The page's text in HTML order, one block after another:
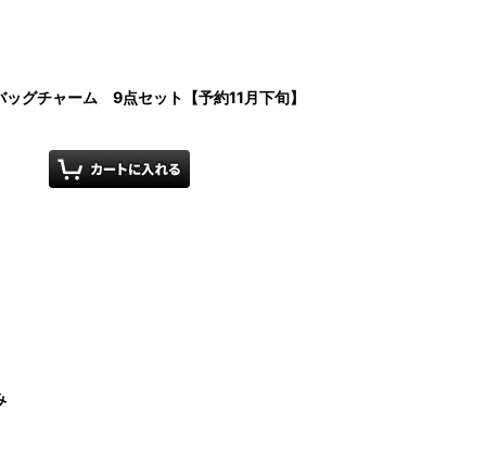
グチャーム 9点セット【予約11月下旬】